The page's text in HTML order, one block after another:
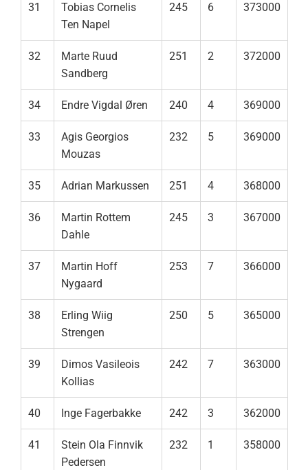
31
Tobias Cornelis
Ten Napel
245 6 373000
32
Marte Ruud
Sandberg
251 2 372000
34 Endre Vigdal Øren 240 4 369000
33
Agis Georgios
Mouzas
232 5 369000
35 Adrian Markussen 251 4 368000
36
Martin Rottem
Dahle
245 3 367000
37
Martin Hoff
Nygaard
253 7 366000
38
Erling Wiig
Strengen
250 5 365000
39
Dimos Vasileois
Kollias
242 7 363000
40 Inge Fagerbakke 242 3 362000
41
Stein Ola Finnvik
Pedersen
232 1 358000